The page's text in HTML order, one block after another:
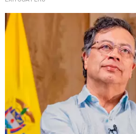
Reafirman lazos de unión